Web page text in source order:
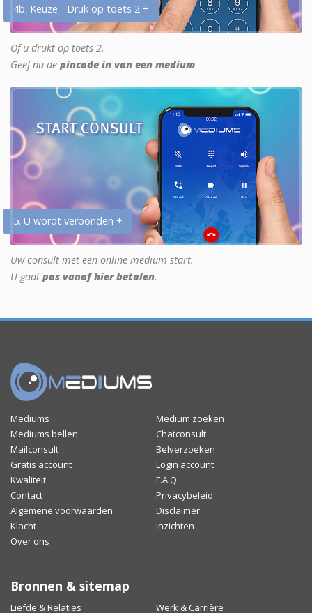
4b. Keuze - Druk op toets 2 +
Of u drukt op toets 2.
Geef nu de pincode in van een medium
5. U wordt verbonden +
Uw consult met een online medium start.
U gaat pas vanaf hier betalen.
Mediums
Medium zoeken
Mediums bellen
Chatconsult
Mailconsult
Belverzoeken
Gratis account
Login account
Kwaliteit
F.A.Q
Contact
Privacybeleid
Algemene voorwaarden
Disclaimer
Klacht
Inzichten
Over ons
Bronnen & sitemap
Liefde & Relaties Werk & Carrière